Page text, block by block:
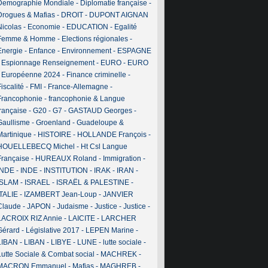
Mondiale - Diplomatie française -
& Mafias- DROIT- DUPONT AIGNAN
- Economie - EDUCATION - Egalité
& Homme - Elections régionales-
- Enfance - Environnement- ESPAGNE
Espionnage Renseignement- EURO- EURO
Européenne 2024- Finance criminelle -
- FMI - France-Allemagne -
- francophonie & Langue
- G20- G7 - GASTAUD Georges-
- Groenland - Guadeloupe &
- HISTOIRE- HOLLANDE François-
Michel - Ht Csl Langue
- HUREAUX Roland - Immigration -
- INDE- INSTITUTION - IRAK- IRAN -
- ISRAEL- ISRAËL & PALESTINE-
- IZAMBERT Jean-Loup- JANVIER
- JAPON - Judaisme - Justice - Justice -
RIZ Annie - LAICITE- LARCHER
- Législative 2017 - LEPEN Marine -
- LIBAN - LIBYE- LUNE- lutte sociale -
Sociale & Combat social - MACHREK-
Emmanuel - Mafias- MAGHREB-